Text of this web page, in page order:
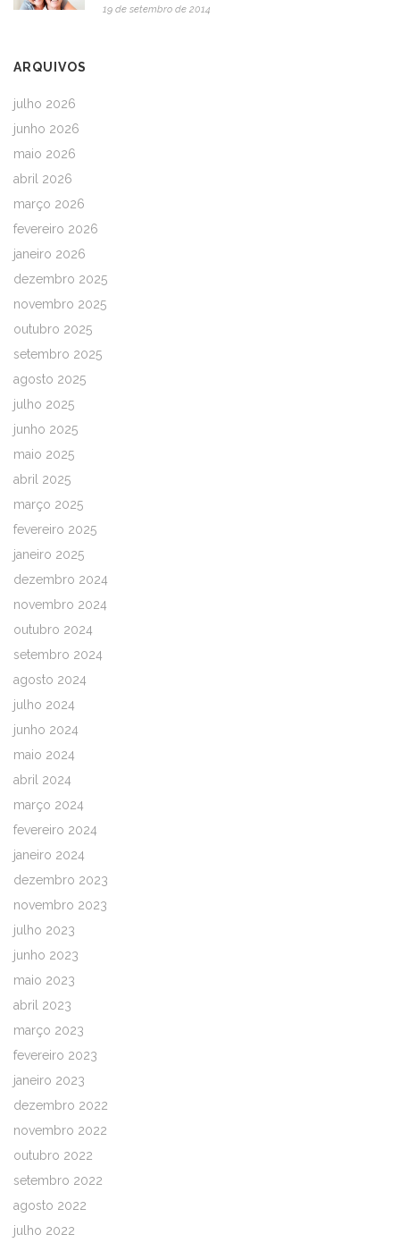
19 de setembro de 2014
ARQUIVOS
julho 2026
junho 2026
maio 2026
abril 2026
março 2026
fevereiro 2026
janeiro 2026
dezembro 2025
novembro 2025
outubro 2025
setembro 2025
agosto 2025
julho 2025
junho 2025
maio 2025
abril 2025
março 2025
fevereiro 2025
janeiro 2025
dezembro 2024
novembro 2024
outubro 2024
setembro 2024
agosto 2024
julho 2024
junho 2024
maio 2024
abril 2024
março 2024
fevereiro 2024
janeiro 2024
dezembro 2023
novembro 2023
julho 2023
junho 2023
maio 2023
abril 2023
março 2023
fevereiro 2023
janeiro 2023
dezembro 2022
novembro 2022
outubro 2022
setembro 2022
agosto 2022
julho 2022